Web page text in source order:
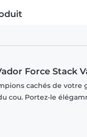
Force Stack
cachés de
cou. Portez-le